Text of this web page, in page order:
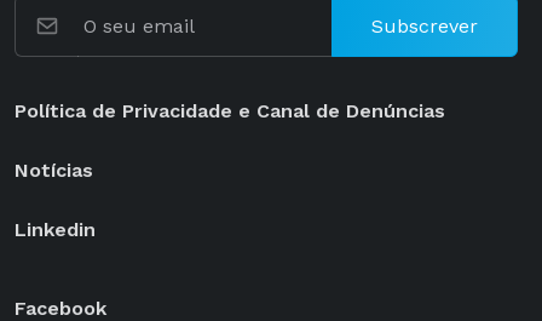
Subscrever
Política de Privacidade e Canal de Denúncias
Notícias
Linkedin
Facebook